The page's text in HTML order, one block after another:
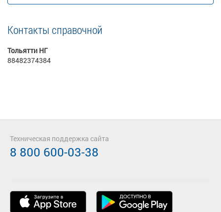
Контакты справочной
Тольятти НГ
88482374384
Техническая поддержка сайта
8 800 600-03-38